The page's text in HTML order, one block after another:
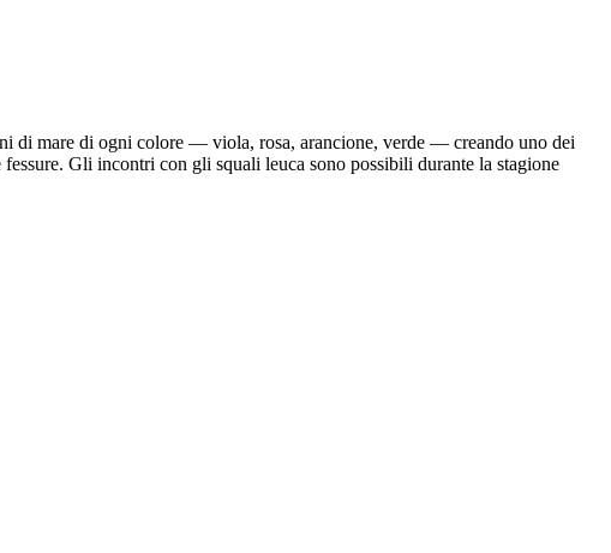
di mare di ogni colore — viola, rosa, arancione, verde — creando uno dei
Gli incontri con gli squali leuca sono possibili durante la stagione